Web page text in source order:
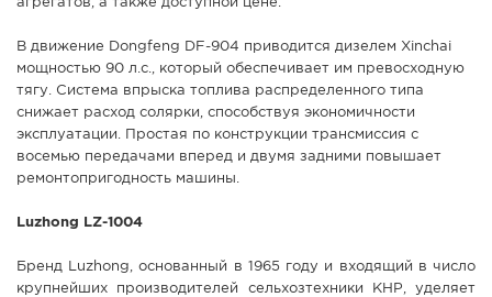
агрегатов, а также доступной цене.
В движение Dongfeng DF-904 приводится дизелем Xinchai
мощностью 90 л.с., который обеспечивает им превосходную
тягу. Система впрыска топлива распределенного типа
снижает расход солярки, способствуя экономичности
эксплуатации. Простая по конструкции трансмиссия с
восемью передачами вперед и двумя задними повышает
ремонтопригодность машины.
Luzhong LZ-1004
Бренд Luzhong, основанный в 1965 году и входящий в число
крупнейших производителей сельхозтехники КНР, уделяет